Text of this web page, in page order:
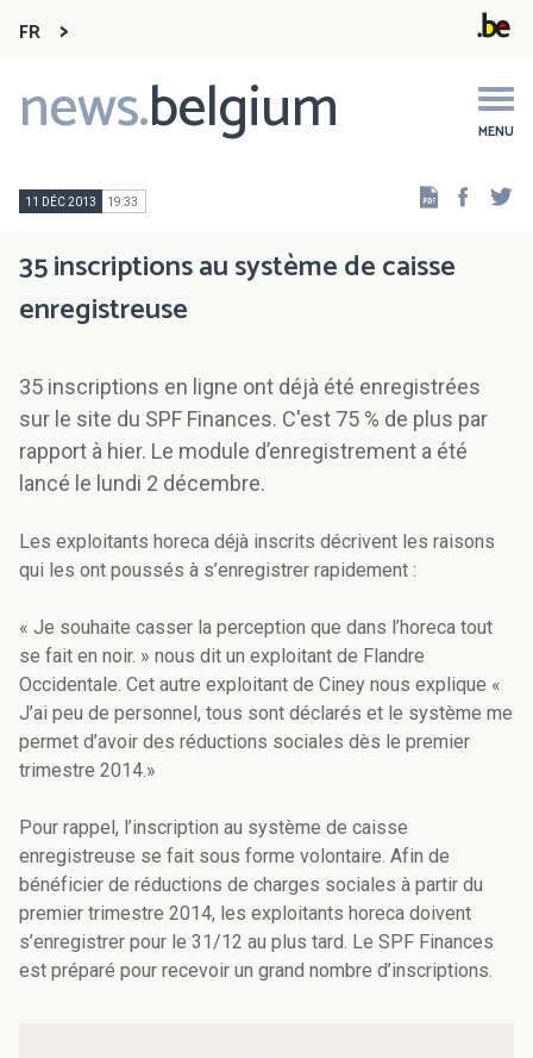
FR
news.belgium MENU
Main
navigation
11 DÉC 2013 19:33
35 inscriptions au système de caisse
enregistreuse
35 inscriptions en ligne ont déjà été enregistrées
sur le site du SPF Finances. C'est 75 % de plus par
rapport à hier. Le module d’enregistrement a été
lancé le lundi 2 décembre.
Les exploitants horeca déjà inscrits décrivent les raisons
qui les ont poussés à s’enregistrer rapidement :
« Je souhaite casser la perception que dans l’horeca tout
se fait en noir. » nous dit un exploitant de Flandre
Occidentale. Cet autre exploitant de Ciney nous explique «
J’ai peu de personnel, tous sont déclarés et le système me
permet d’avoir des réductions sociales dès le premier
trimestre 2014.»
Pour rappel, l’inscription au système de caisse
enregistreuse se fait sous forme volontaire. Afin de
bénéficier de réductions de charges sociales à partir du
premier trimestre 2014, les exploitants horeca doivent
s’enregistrer pour le 31/12 au plus tard. Le SPF Finances
est préparé pour recevoir un grand nombre d’inscriptions.